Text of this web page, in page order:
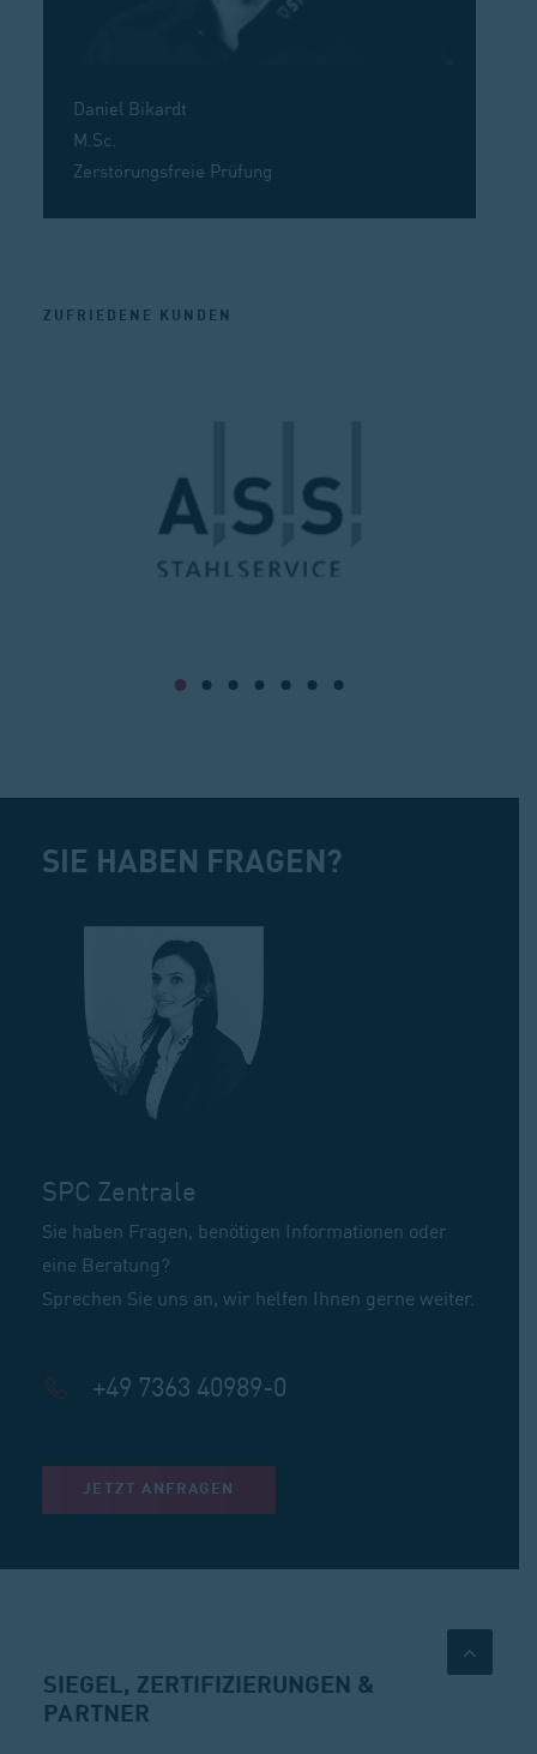
Daniel Bikardt
M.Sc.
Zerstörungsfreie Prüfung
ZUFRIEDENE KUNDEN
SIE HABEN FRAGEN?
SPC Zentrale
Sie haben Fragen, benötigen Informationen oder
eine Beratung?
Sprechen Sie uns an, wir helfen Ihnen gerne weiter.
+49 7363 40989-0
JETZT ANFRAGEN
SIEGEL, ZERTIFIZIERUNGEN &
PARTNER